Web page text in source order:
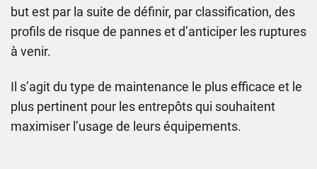
but est par la suite de définir, par classification, des
profils de risque de pannes et d’anticiper les ruptures
à venir.
Il s’agit du type de maintenance le plus efficace et le
plus pertinent pour les entrepôts qui souhaitent
maximiser l’usage de leurs équipements.